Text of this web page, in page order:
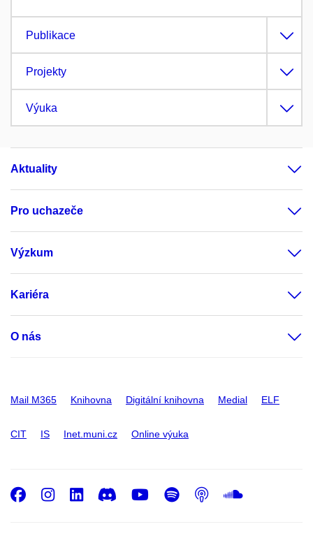
Publikace
Projekty
Výuka
Aktuality
Pro uchazeče
Výzkum
Kariéra
O nás
Mail M365 Knihovna Digitální knihovna Medial ELF
CIT IS Inet.muni.cz Online výuka
Facebook
Instagram
LinkedIn
DiscordYoutube
Spotify
Podcast